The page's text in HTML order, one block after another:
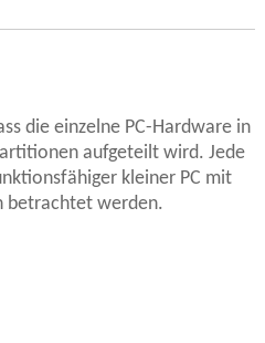
die einzelne PC-Hardware in
aufgeteilt wird. Jede
kleiner PC mit
betrachtet werden.